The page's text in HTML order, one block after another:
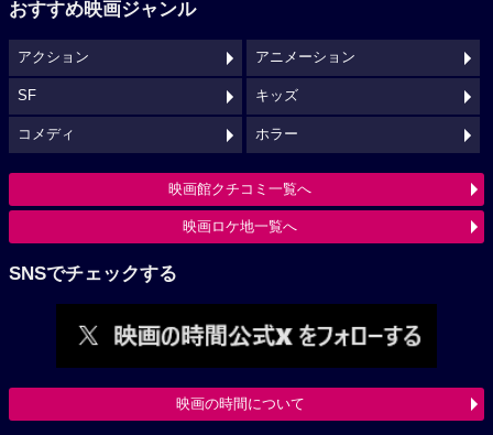
おすすめ映画ジャンル
アクション アニメーション
SF キッズ
コメディ ホラー
映画館クチコミ一覧へ
映画ロケ地一覧へ
SNSでチェックする
映画の時間について